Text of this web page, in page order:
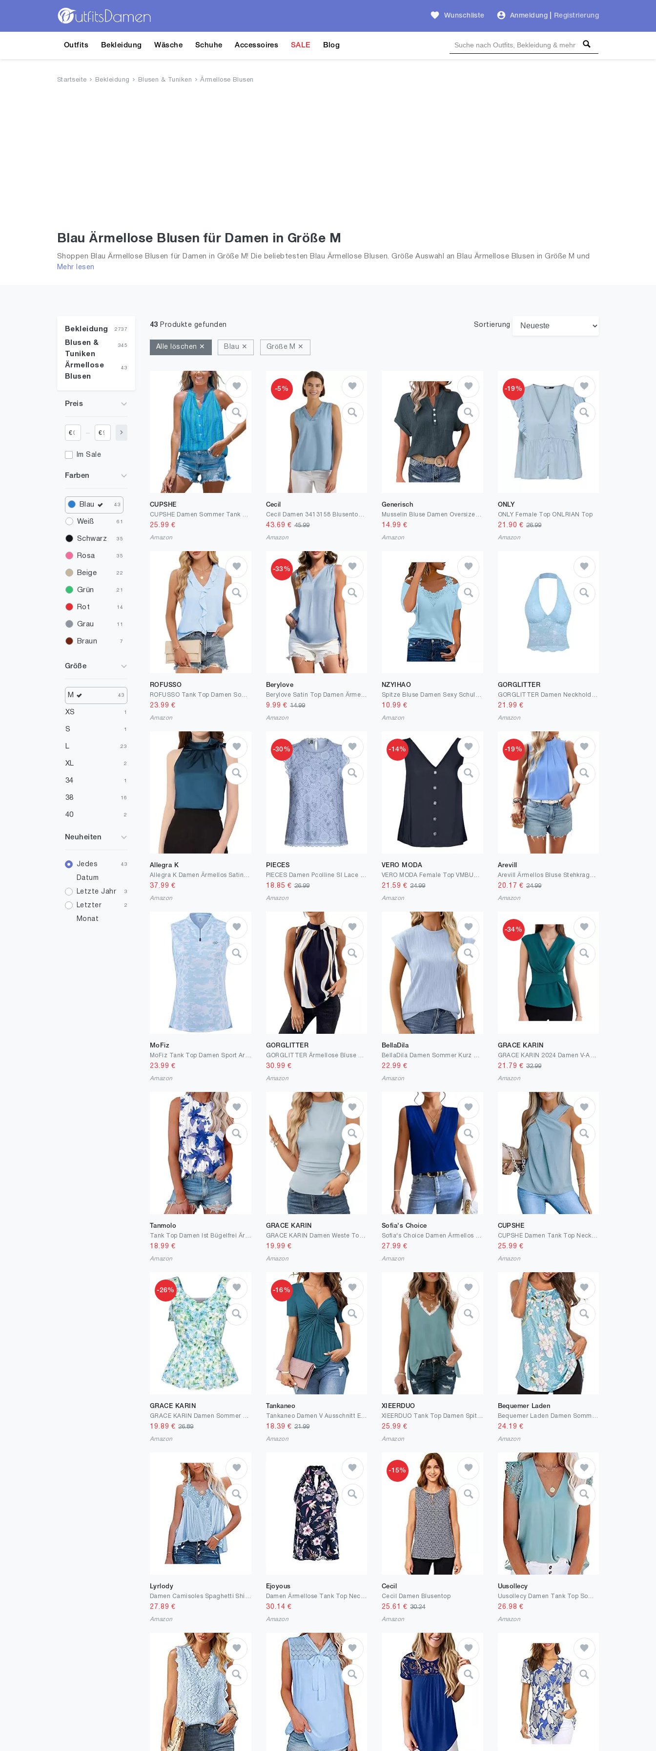
Wunschliste Anmeldung Registrierung
Outfits Bekleidung Wäsche Schuhe Accessoires SALE Blog
Startseite Bekleidung Blusen & Tuniken Ärmellose Blusen
Blau Ärmellose Blusen für Damen in Größe M
Shoppen Blau Ärmellose Blusen für Damen in Größe M! Die beliebtesten Blau Ärmellose Blusen. Größe Auswahl an Blau Ärmellose Blusen in Größe M und
alle Trends aus 2026 für Frauen!
Mehr lesen
Bekleidung 2737
Blusen &
Tuniken
345
Ärmellose
Blusen
43
Preis
€ €
Im Sale
Farben
Blau 43
Weiß 61
Schwarz 35
Rosa 35
Beige 22
Grün 21
Rot 14
Grau 11
Braun 7
Gelb 3
2
Größe
M 43
XS 1
S 1
L 23
XL 2
34 1
38 16
40 2
Neuheiten
Jedes
Datum
43
Letzte Jahr 3
Letzter
Monat
2
43 Produkte gefunden Sortierung
Alle löschen ✕ Blau ✕ Größe M ✕
CUPSHE
25.99 €
Amazon
-5%
Cecil
43.69 € 45.99
Amazon
Generisch
14.99 €
Amazon
-19%
ONLY
ONLY Female Top ONLRIAN Top
21.90 € 26.99
Amazon
ROFUSSO
23.99 €
Amazon
-33%
Berylove
9.99 € 14.99
Amazon
NZYIHAO
10.99 €
Amazon
GORGLITTER
21.99 €
Amazon
Allegra K
37.99 €
Amazon
-30%
PIECES
18.85 € 26.99
Amazon
-14%
VERO MODA
21.59 €24.99
Amazon
-19%
Arevill
20.17 € 24.99
Amazon
MoFiz
MoFiz Tank Top Damen Sport Armellose Poloshirt T Shirt Bluse mit Reißverschluss
23.99 €
Amazon
GORGLITTER
30.99 €
Amazon
BellaDila
22.99 €
Amazon
-34%
GRACE KARIN
21.79 € 32.99
Amazon
Tanmolo
Tank Top Damen Ist Bügelfrei Ärmellose Blusen Sommer Lässiges Basic Oberteile
18.99 €
Amazon
GRACE KARIN
19.99 €
Amazon
Sofia's Choice
27.99 €
Amazon
CUPSHE
25.99 €
Amazon
-26%
GRACE KARIN
19.89 €26.89
Amazon
-16%
Tankaneo
18.39 € 21.99
Amazon
XIEERDUO
25.99 €
Amazon
Bequemer Laden
24.19 €
Amazon
Lyrlody
27.89 €
Amazon
Ejoyous
30.14 €
Amazon
-15%
Cecil
Cecil Damen Blusentop
25.61 €30.24
Amazon
Uusollecy
26.98 €
Amazon